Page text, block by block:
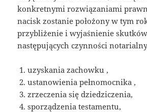
konkretnymi rozwiązaniami
nacisk zostanie położony w tym
przybliżenie i wyjaśnienie
następujących czynności
uzyskania zachowku ,
ustanowienia pełnomocnika ,
zrzeczenia się dziedziczenia,
sporządzenia testamentu,